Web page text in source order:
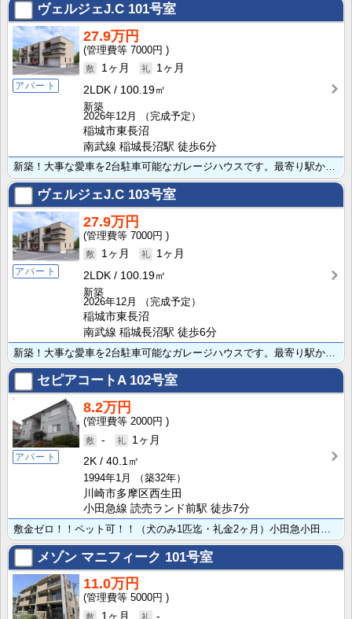
ヴェルジェJ.C 101号室
アパート
27.9万円
7000円
1ヶ月
1ヶ月
2LDK
100.19㎡
新築
2026年12月
（完成予定）
稲城市東長沼
南武線 稲城長沼駅 徒歩6分
新築！大事な愛車を2台駐車可能なガレージハウスです。最寄り駅から徒歩6分と電車でのアクセスも良好！ペ･･･
ヴェルジェJ.C 103号室
アパート
27.9万円
7000円
1ヶ月
1ヶ月
2LDK
100.19㎡
新築
2026年12月
（完成予定）
稲城市東長沼
南武線 稲城長沼駅 徒歩6分
セピアコートA102号室
アパート
8.2万円
2000円
-
1ヶ月
2K
40.1㎡
1994年1月
（築32年）
川崎市多摩区西生田
小田急線 読売ランド前駅 徒歩7分
メゾン マニフィーク 101号室
11.0万円
5000円
1ヶ月
-